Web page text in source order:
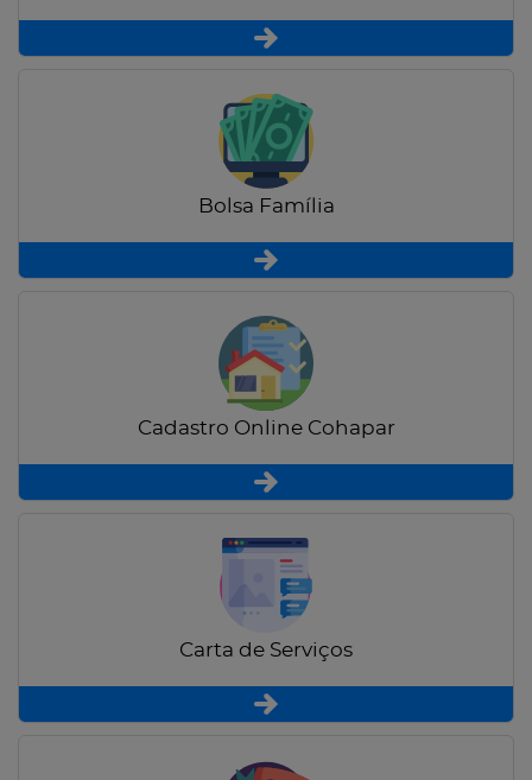
Bolsa Família
Cadastro Online Cohapar
Carta de Serviços